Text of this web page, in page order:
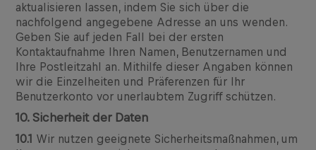
aktualisieren lassen, indem Sie sich über die
nachfolgend angegebene Adresse an uns wenden.
Geben Sie auf jeden Fall bei der ersten
Kontaktaufnahme Ihren Namen, Benutzernamen und
Ihre Postleitzahl an. Mithilfe dieser Angaben können
wir die Einzelheiten und Präferenzen für Ihr
Benutzerkonto vor unerlaubtem Zugriff schützen.
10. Sicherheit der Daten
10.1 Wir nutzen geeignete Sicherheitsmaßnahmen, um